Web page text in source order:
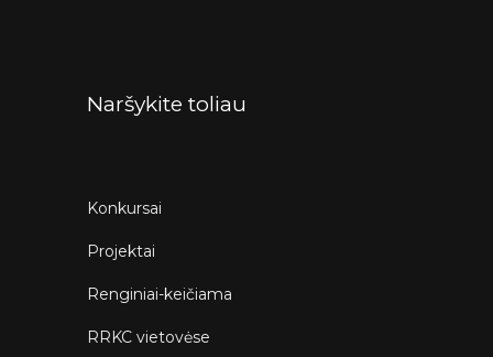
Naršykite toliau
Konkursai
Projektai
Renginiai-keičiama
RRKC vietovėse